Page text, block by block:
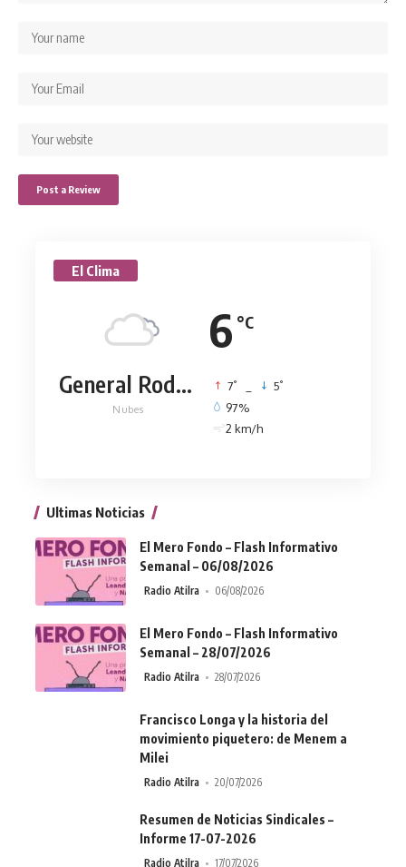
El Clima
6 °C
General Rodríguez
Nubes
7° 5°
97%
2 km/h
Ultimas Noticias
El Mero Fondo – Flash Informativo
Semanal – 06/08/2026
Radio Atilra 06/08/2026
El Mero Fondo – Flash Informativo
Semanal – 28/07/2026
Radio Atilra 28/07/2026
Francisco Longa y la historia del
movimiento piquetero: de Menem a
Milei
Radio Atilra 20/07/2026
Resumen de Noticias Sindicales –
Informe 17-07-2026
Radio Atilra 17/07/2026